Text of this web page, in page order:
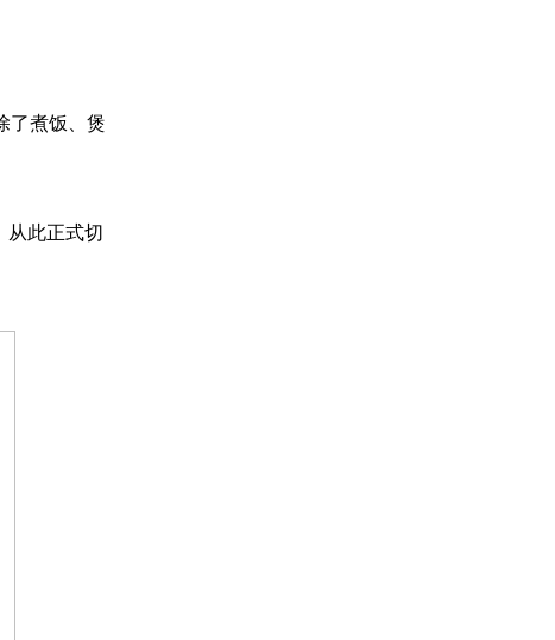
了煮饭、煲
从此正式切